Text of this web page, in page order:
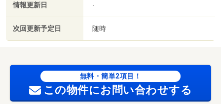
情報更新日 -
次回更新予定日 随時
無料・簡単2項目！
この物件にお問い合わせする